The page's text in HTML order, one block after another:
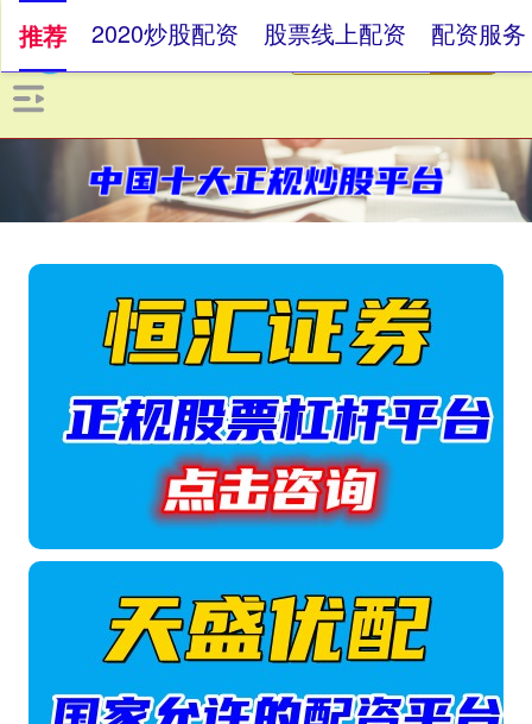
推荐 2020炒股配资 股票线上配资 配资服务